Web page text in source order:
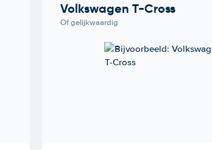
Volkswagen T-Cross
Of gelijkwaardig